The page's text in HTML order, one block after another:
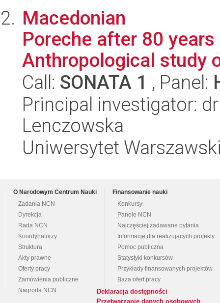
Macedonian
Poreche after 80
Anthropological study
Call: SONATA 1 , Panel:
Principal investigator:
Lenczowska
Uniwersytet
O Narodowym Centrum Nauki
Zadania NCN
Dyrekcja
Rada NCN
Koordynatorzy
Struktura
Akty prawne
Oferty pracy
Zamówienia publiczne
Nagroda NCN
Finansowanie nauki
Konkursy
Panele NCN
Najczęściej zadawane pytania
Informacje dla realizujących projekty
Pomoc publiczna
Statystyki konkursów
Przykłady finansowanych projektów
Baza ofert pracy
Deklaracja dostępności
Przetwarzanie danych osobowych